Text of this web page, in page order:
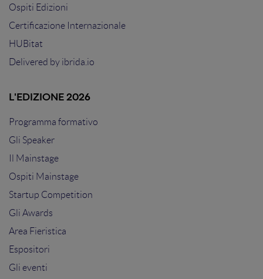
Ospiti Edizioni
Certificazione Internazionale
HUBitat
Delivered by ibrida.io
L'EDIZIONE 2026
Programma formativo
Gli Speaker
Il Mainstage
Ospiti Mainstage
Startup Competition
Gli Awards
Area Fieristica
Espositori
Gli eventi